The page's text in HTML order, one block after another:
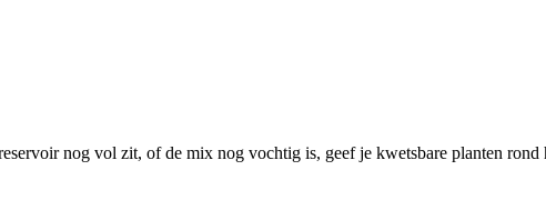
nog vol zit, of de mix nog vochtig is, geef je kwetsbare planten